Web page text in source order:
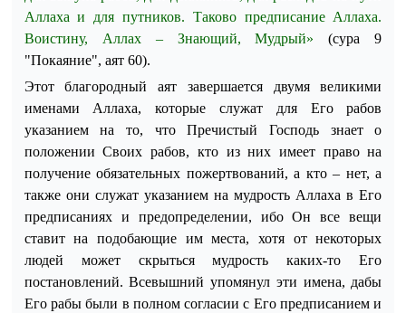
Аллаха и для путников. Таково предписание Аллаха.
Воистину, Аллах – Знающий, Мудрый» (сура 9
"Покаяние", аят 60).
Этот благородный аят завершается двумя великими
именами Аллаха, которые служат для Его рабов
указанием на то, что Пречистый Господь знает о
положении Своих рабов, кто из них имеет право на
получение обязательных пожертвований, а кто – нет, а
также они служат указанием на мудрость Аллаха в Его
предписаниях и предопределении, ибо Он все вещи
ставит на подобающие им места, хотя от некоторых
людей может скрыться мудрость каких-то Его
постановлений. Всевышний упомянул эти имена, дабы
Его рабы были в полном согласии с Его предписанием и